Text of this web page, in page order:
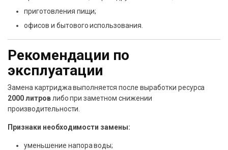
приготовления пищи;
офисов и бытового использования.
Рекомендации по
эксплуатации
Замена картриджа выполняется после выработки ресурса
2000 литровлибо при заметном снижении
производительности.
Признаки необходимости замены:
уменьшение напора воды;